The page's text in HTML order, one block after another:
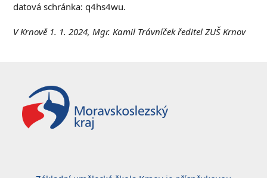
datová schránka: q4hs4wu.
V Krnově 1. 1. 2024, Mgr. Kamil Trávníček ředitel ZUŠ Krnov